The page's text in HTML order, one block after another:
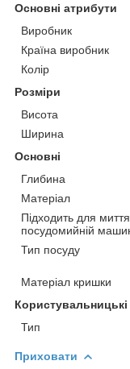
Основні атрибути
Виробник
Країна виробник
Колір
Розміри
Висота
Ширина
Основні
Глибина
Матеріал
Підходить для
посудомийній
Тип посуду
Матеріал кришки
Тип
Приховати